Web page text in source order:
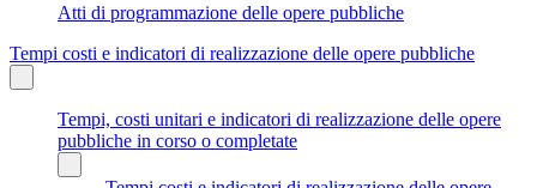
Atti di programmazione delle opere pubbliche
Tempi costi e indicatori di realizzazione delle opere pubbliche
Tempi, costi unitari e indicatori di realizzazione delle opere
pubbliche in corso o completate